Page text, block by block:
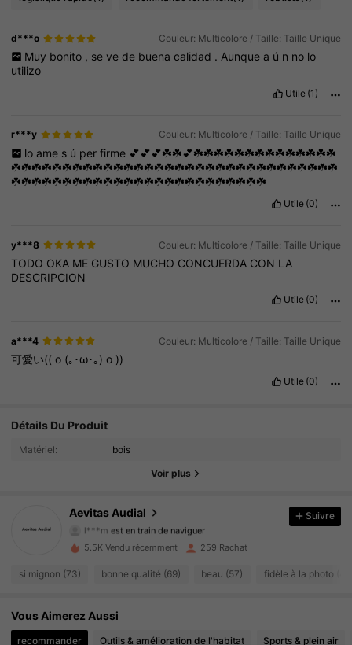
d***o Couleur: Multicolore / Taille: Taille Unique
Muy bonito , se ve de buena calidad . Aunque a ú n no lo
utilizo
Utile (1)
r***y Couleur: Multicolore / Taille: Taille Unique
lo ame s ú per firme 💕💕💕☘️☘️💕☘️☘️☘️☘️☘️☘️☘️☘️☘️☘️☘️☘️☘️☘️
☘️☘️☘️☘️☘️☘️☘️☘️☘️☘️☘️☘️☘️☘️☘️☘️☘️☘️☘️☘️☘️☘️☘️☘️☘️☘️☘️☘️☘️☘️☘️☘️
☘️☘️☘️☘️☘️☘️☘️☘️☘️☘️☘️☘️☘️☘️☘️☘️☘️☘️☘️☘️☘️☘️☘️☘️☘️
Utile (0)
y***8 Couleur: Multicolore / Taille: Taille Unique
TODO OKA ME GUSTO MUCHO CONCUERDA CON LA
DESCRIPCION
Utile (0)
a***4 Couleur: Multicolore / Taille: Taille Unique
可愛い((o (｡･ω･｡)o ))
Utile (0)
Détails Du Produit
Matériel: bois
Voir plus
Aevitas Audial
4.76
4.76
68 Suiveurs
4.76 68 Suiveurs
Suivre
5.5K Vendu récemment 259 Rachat
si mignon (73) bonne qualité (69) beau (57) fidèle à la photo
Vous Aimerez Aussi
recommander Outils & amélioration de l'habitat Sports & plein air